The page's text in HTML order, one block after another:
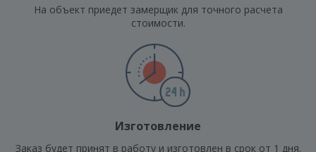
На объект приедет замерщик для точного расчета
стоимости.
Изготовление
Заказ будет принят в работу и изготовлен в срок от 1 дня.